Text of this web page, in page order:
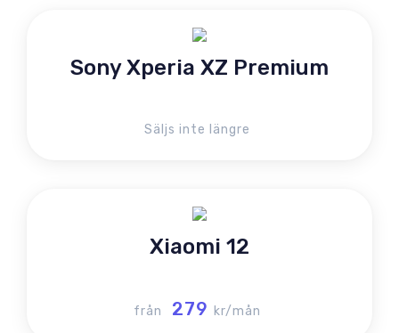
Sony Xperia XZ Premium
Säljs inte längre
Xiaomi 12
från 279 kr/mån